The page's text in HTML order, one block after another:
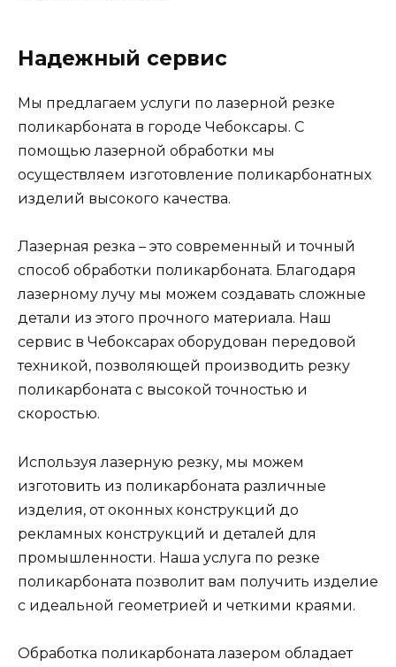
Надежный сервис
Мы предлагаем услуги по лазерной резке
поликарбоната в городе Чебоксары. С
помощью лазерной обработки мы
осуществляем изготовление поликарбонатных
изделий высокого качества.
Лазерная резка – это современный и точный
способ обработки поликарбоната. Благодаря
лазерному лучу мы можем создавать сложные
детали из этого прочного материала. Наш
сервис в Чебоксарах оборудован передовой
техникой, позволяющей производить резку
поликарбоната с высокой точностью и
скоростью.
Используя лазерную резку, мы можем
изготовить из поликарбоната различные
изделия, от оконных конструкций до
рекламных конструкций и деталей для
промышленности. Наша услуга по резке
поликарбоната позволит вам получить изделие
с идеальной геометрией и четкими краями.
Обработка поликарбоната лазером обладает